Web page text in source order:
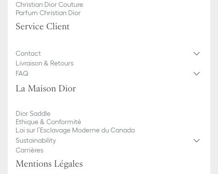
Christian Dior Couture
Parfum Christian Dior
Service Client
Contact
Livraison & Retours
FAQ
La Maison Dior
Dior Saddle
Ethique & Conformité
Loi sur l’Esclavage Moderne du Canada
Sustainability
Carrières
Mentions Légales